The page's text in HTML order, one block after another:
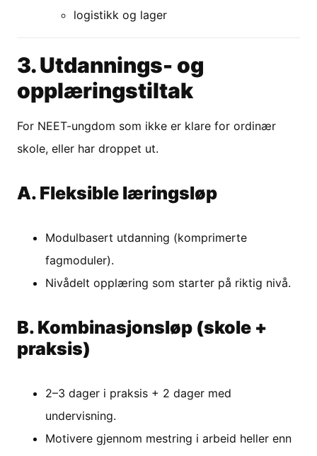
logistikk og lager
3. Utdannings- og
opplæringstiltak
For NEET-ungdom som ikke er klare for ordinær
skole, eller har droppet ut.
A. Fleksible læringsløp
Modulbasert utdanning (komprimerte
fagmoduler).
Nivådelt opplæring som starter på riktig nivå.
B. Kombinasjonsløp (skole +
praksis)
2–3 dager i praksis + 2 dager med
undervisning.
Motivere gjennom mestring i arbeid heller enn